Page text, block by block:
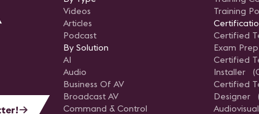
Videos
Articles
Podcast
By Solution
AI
Audio
Business Of AV
Broadcast AV
Command & Control
Training
Certified
Exam Prep
Certified
Installer
Certified
Designer